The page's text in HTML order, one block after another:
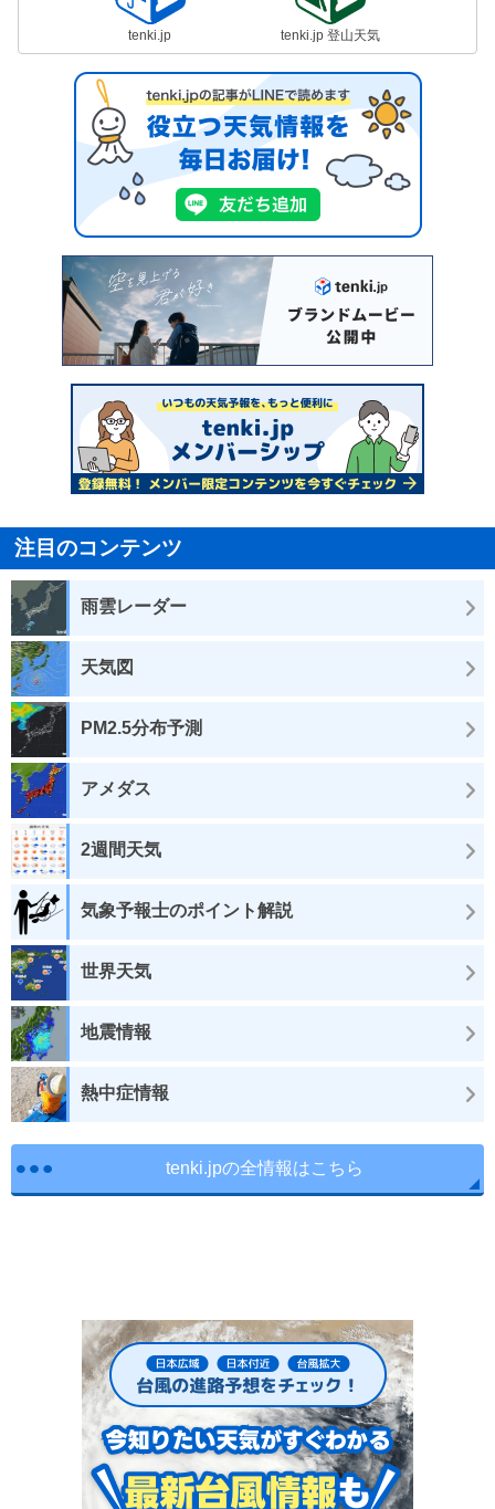
tenki.jp tenki.jp 登山天気
注目のコンテンツ
雨雲レーダー
天気図
PM2.5分布予測
アメダス
2週間天気
気象予報士のポイント解説
世界天気
地震情報
熱中症情報
tenki.jpの全情報はこちら